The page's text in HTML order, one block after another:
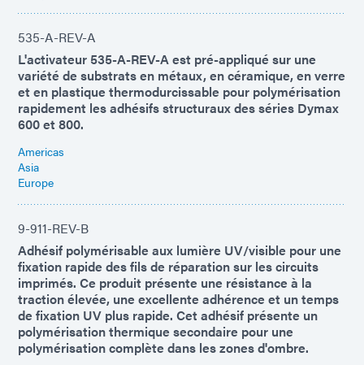
535-A-REV-A
L'activateur 535-A-REV-A est pré-appliqué sur une
variété de substrats en métaux, en céramique, en verre
et en plastique thermodurcissable pour polymérisation
rapidement les adhésifs structuraux des séries Dymax
600 et 800.
Americas
Asia
Europe
9-911-REV-B
Adhésif polymérisable aux lumière UV/visible pour une
fixation rapide des fils de réparation sur les circuits
imprimés. Ce produit présente une résistance à la
traction élevée, une excellente adhérence et un temps
de fixation UV plus rapide. Cet adhésif présente un
polymérisation thermique secondaire pour une
polymérisation complète dans les zones d'ombre.